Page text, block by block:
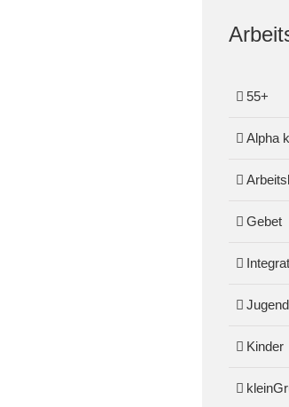
55+
Alpha
Gebet
Jugend
Kinder